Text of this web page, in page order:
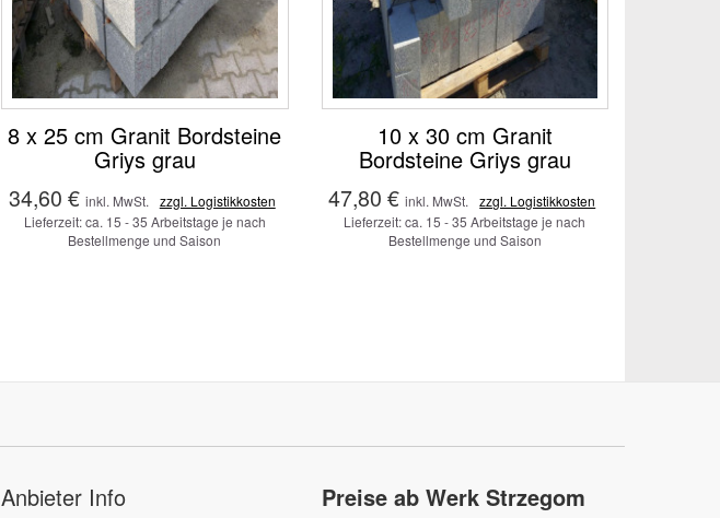
8 x 25 cm Granit Bordsteine
Griys grau
34,60 € inkl. MwSt.
zzgl. Logistikkosten
Lieferzeit: ca. 15 - 35 Arbeitstage je nach
Bestellmenge und Saison
10 x 30 cm Granit
Bordsteine Griys grau
47,80 € inkl. MwSt.
zzgl. Logistikkosten
Lieferzeit: ca. 15 - 35 Arbeitstage je nach
Bestellmenge und Saison
Anbieter Info Preise ab Werk Strzegom